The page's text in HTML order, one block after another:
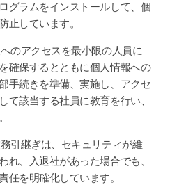
グラムをインストールして、個
止しています。
のアクセスを最小限の人員に
確保するとともに個人情報への
手続きを準備、実施し、アクセ
て該当する社員に教育を行い、
引継ぎは、セキュリティが維
れ、入退社があった場合でも、
任を明確化しています。